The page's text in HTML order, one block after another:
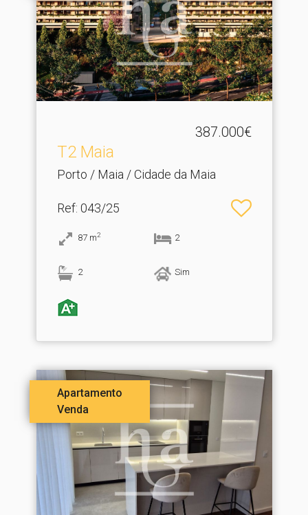
387.000€
T2 Maia
Porto / Maia / Cidade da Maia
Ref: 043/25
87 m2 2
2 Sim
Apartamento
Venda